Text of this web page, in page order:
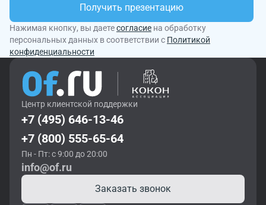
Получить презентацию
Нажимая кнопку, вы даетесогласие на обработку
персональных данных в соответствии с Политикой
конфиденциальности
Центр клиентской поддержки
+7 (495) 646-13-46
+7 (800) 555-65-64
Пн - Пт: с 9:00 до 20:00
info@of.ru
Заказать звонок